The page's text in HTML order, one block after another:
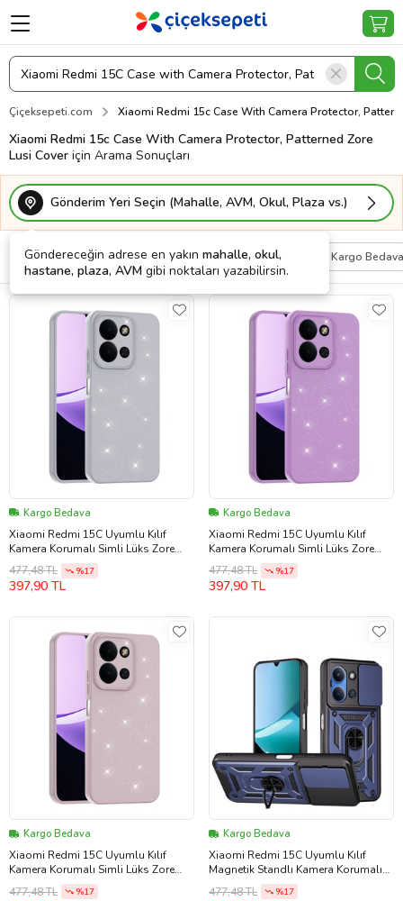
Çiçeksepeti.com Xiaomi Redmi 15c Case With Camera Protector,
Xiaomi Redmi 15c Case With Camera Protector, Patterned Zore
Lusi Cover için Arama Sonuçları
Gönderim Yeri Seçin (Mahalle, AVM, Okul, Plaza vs.)
Göndereceğin adrese en yakın mahalle, okul,
hastane, plaza, AVM gibi noktaları yazabilirsin.
Filtrele Sırala Kişiye Özel Kargo Bedava
Kargo Bedava
Xiaomi Redmi 15C Uyumlu Kılıf
Kamera Korumalı Simli Lüks Zore
Koton Kapak
477,48 TL %17
397,90 TL
Kargo Bedava
Xiaomi Redmi 15C Uyumlu Kılıf
Kamera Korumalı Simli Lüks Zore
Koton Kapak
477,48 TL %17
397,90 TL
Kargo Bedava
Xiaomi Redmi 15C Uyumlu Kılıf
Kamera Korumalı Simli Lüks Zore
Koton Kapak
477,48 TL %17
Kargo Bedava
Xiaomi Redmi 15C Uyumlu Kılıf
Magnetik Standlı Kamera Korumalı
Zore Sürgülü Vega Kapak
477,48 TL %17